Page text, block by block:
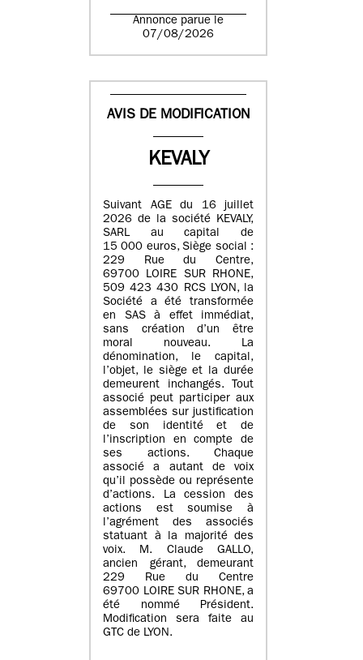
Annonce parue le
07/08/2026
AVIS DE MODIFICATION
KEVALY
Suivant AGE du 16 juillet
2026 de la société KEVALY,
SARL au capital de
15 000 euros, Siège social :
229 Rue du Centre,
69700 LOIRE SUR RHONE,
509 423 430 RCS LYON, la
Société a été transformée
en SAS à effet immédiat,
sans création d’un être
moral nouveau. La
dénomination, le capital,
l’objet, le siège et la durée
demeurent inchangés. Tout
associé peut participer aux
assemblées sur justification
de son identité et de
l’inscription en compte de
ses actions. Chaque
associé a autant de voix
qu’il possède ou représente
d’actions. La cession des
actions est soumise à
l’agrément des associés
statuant à la majorité des
voix. M. Claude GALLO,
ancien gérant, demeurant
229 Rue du Centre
69700 LOIRE SUR RHONE, a
été nommé Président.
Modification sera faite au
GTC de LYON.